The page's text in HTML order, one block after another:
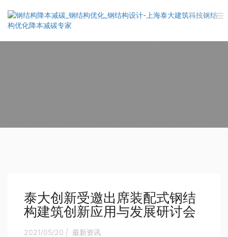
MENU
泰大创新受邀出席装配式钢结
构建筑创新应用与发展研讨会
2021/05/20 | 最新资讯